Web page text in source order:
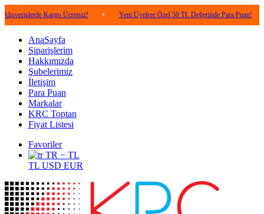
Kargo Ücretsiz! • Yeni Üyelere Özel 50 TL Değerinde Para Puan! •
AnaSayfa
Siparişlerim
Hakkımızda
Şubelerimiz
İletişim
Para Puan
Markalar
KRC Toptan
Fiyat Listesi
Favoriler
TR − TL
TL USD EUR